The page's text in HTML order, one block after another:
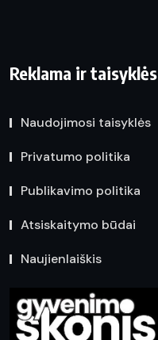
Reklama ir taisyklės
Naudojimosi taisyklės
Privatumo politika
Publikavimo politika
Atsiskaitymo būdai
Naujienlaiškis